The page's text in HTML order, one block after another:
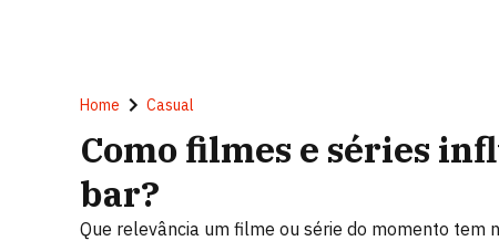
Home Casual
Como filmes e séries
bar?
Que relevância um filme ou série do momento tem